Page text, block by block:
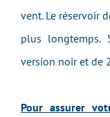
vent. Le réservoir
plus
version noir et de
Pour assurer